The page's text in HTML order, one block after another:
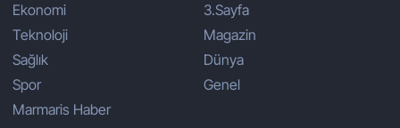
Ekonomi
Teknoloji
Sağlık
Spor
Marmaris Haber
3.Sayfa
Magazin
Dünya
Genel